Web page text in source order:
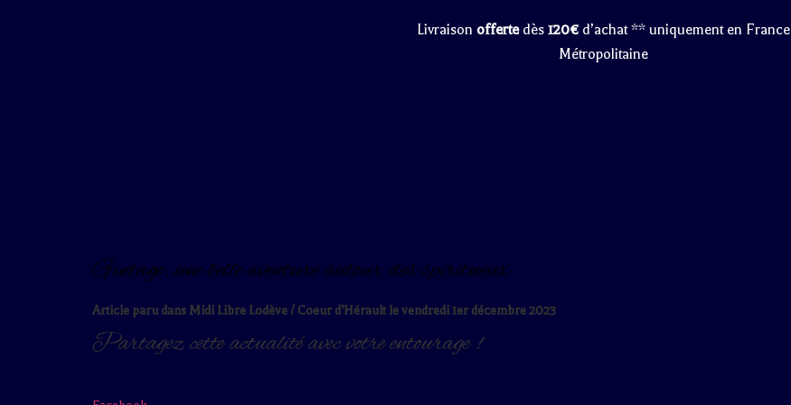
Livraison offertedès120€ d’achat ** uniquement en France
Métropolitaine
Gintage, une belle aventure autour des spiritueux
Article paru dans Midi Libre Lodève / Coeur d’Hérault le vendredi 1er décembre 2023
Partagez cette actualité avec votre entourage !